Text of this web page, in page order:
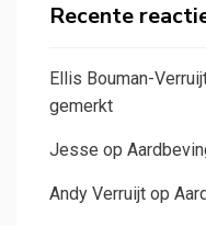
Recente
Ellis Bouman-
gemerkt
Jesse op
Andy Verruijt op